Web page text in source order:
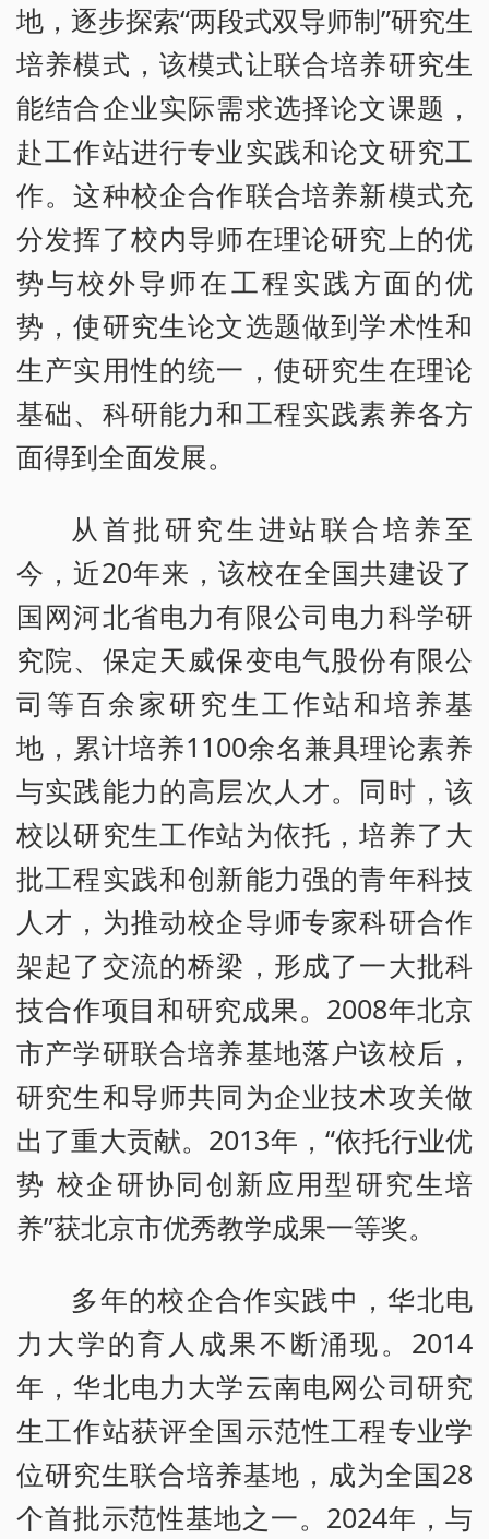
地，逐步探索“两段式双导师制”研究生
培养模式，该模式让联合培养研究生
能结合企业实际需求选择论文课题，
赴工作站进行专业实践和论文研究工
作。这种校企合作联合培养新模式充
分发挥了校内导师在理论研究上的优
势与校外导师在工程实践方面的优
势，使研究生论文选题做到学术性和
生产实用性的统一，使研究生在理论
基础、科研能力和工程实践素养各方
面得到全面发展。
从首批研究生进站联合培养至
今，近20年来，该校在全国共建设了
国网河北省电力有限公司电力科学研
究院、保定天威保变电气股份有限公
司等百余家研究生工作站和培养基
地，累计培养1100余名兼具理论素养
与实践能力的高层次人才。同时，该
校以研究生工作站为依托，培养了大
批工程实践和创新能力强的青年科技
人才，为推动校企导师专家科研合作
架起了交流的桥梁，形成了一大批科
技合作项目和研究成果。2008年北京
市产学研联合培养基地落户该校后，
研究生和导师共同为企业技术攻关做
出了重大贡献。2013年，“依托行业优
势 校企研协同创新应用型研究生培
养”获北京市优秀教学成果一等奖。
多年的校企合作实践中，华北电
力大学的育人成果不断涌现。2014
年，华北电力大学云南电网公司研究
生工作站获评全国示范性工程专业学
位研究生联合培养基地，成为全国28
个首批示范性基地之一。2024年，与